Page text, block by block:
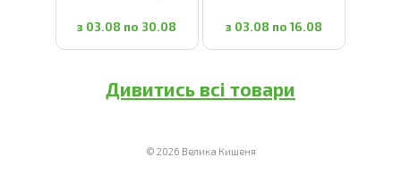
з 03.08 по 30.08 з 03.08 по 16.08
Дивитись всі товари
© 2026 Велика Кишеня